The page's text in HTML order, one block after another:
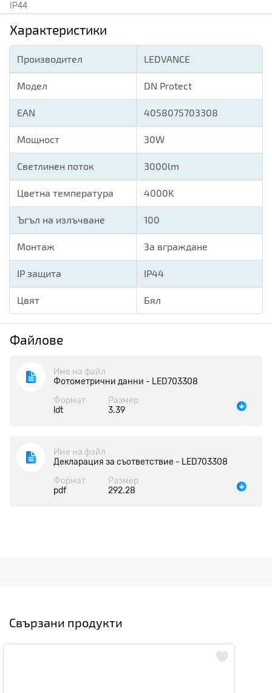
IP44
Характеристики
Производител LEDVANCE
Модел DN Protect
EAN 4058075703308
Мощност 30W
Светлинен поток 3000lm
Цветна температура 4000K
Ъгъл на излъчване 100
Монтаж За вграждане
IP защита IP44
Цвят Бял
Файлове
Име на файл
Фотометрични данни - LED703308
Формат
ldt
Размер
3.39
Име на файл
Декларация за съответствие - LED703308
Формат
pdf
Размер
292.28
Свързани продукти